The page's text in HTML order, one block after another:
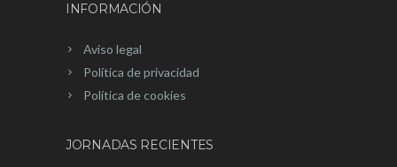
INFORMACIÓN
Aviso legal
Política de privacidad
Política de cookies
JORNADAS RECIENTES